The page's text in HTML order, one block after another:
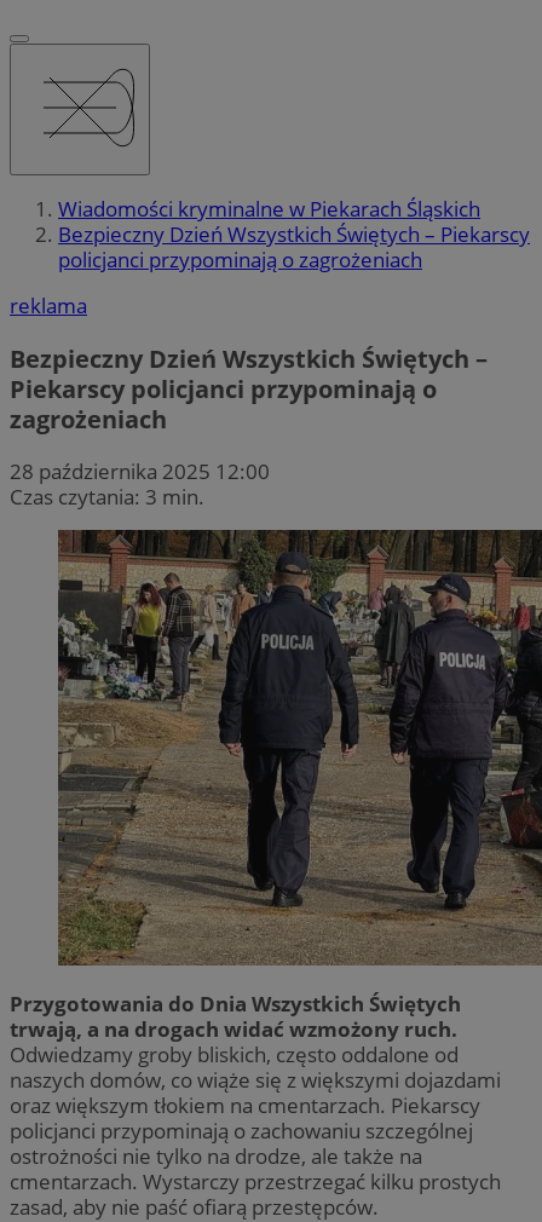
Wiadomości kryminalne w Piekarach Śląskich
Bezpieczny Dzień Wszystkich Świętych – Piekarscy
policjanci przypominają o zagrożeniach
reklama
Bezpieczny Dzień Wszystkich Świętych –
Piekarscy policjanci przypominają o
zagrożeniach
28 października 2025 12:00
Czas czytania: 3 min.
Przygotowania do Dnia Wszystkich Świętych
trwają, a na drogach widać wzmożony ruch.
Odwiedzamy groby bliskich, często oddalone od
naszych domów, co wiąże się z większymi dojazdami
oraz większym tłokiem na cmentarzach. Piekarscy
policjanci przypominają o zachowaniu szczególnej
ostrożności nie tylko na drodze, ale także na
cmentarzach. Wystarczy przestrzegać kilku prostych
zasad, aby nie paść ofiarą przestępców.